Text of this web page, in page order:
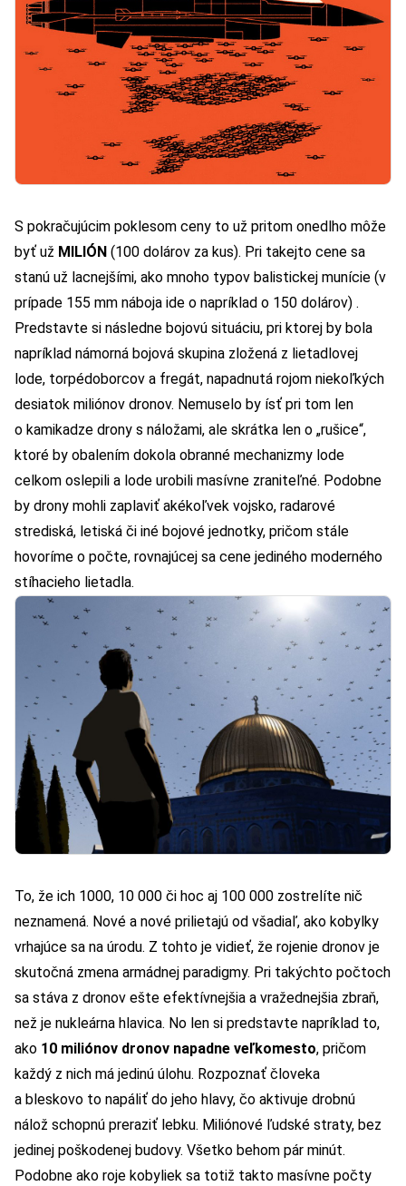
S pokračujúcim poklesom ceny to už pritom onedlho môže
byť už MILIÓN (100 dolárov za kus). Pri takejto cene sa
stanú už lacnejšími, ako mnoho typov balistickej munície (v
prípade 155 mm náboja ide o napríklad o 150 dolárov) .
Predstavte si následne bojovú situáciu, pri ktorej by bola
napríklad námorná bojová skupina zložená z lietadlovej
lode, torpédoborcov a fregát, napadnutá rojom niekoľkých
desiatok miliónov dronov. Nemuselo by ísť pri tom len
o kamikadze drony s náložami, ale skrátka len o „rušice“,
ktoré by obalením dokola obranné mechanizmy lode
celkom oslepili a lode urobili masívne zraniteľné. Podobne
by drony mohli zaplaviť akékoľvek vojsko, radarové
strediská, letiská či iné bojové jednotky, pričom stále
hovoríme o počte, rovnajúcej sa cene jediného moderného
stíhacieho lietadla.
To, že ich 1000, 10 000 či hoc aj 100 000 zostrelíte nič
neznamená. Nové a nové prilietajú od všadiaľ, ako kobylky
vrhajúce sa na úrodu. Z tohto je vidieť, že rojenie dronov je
skutočná zmena armádnej paradigmy. Pri takýchto počtoch
sa stáva z dronov ešte efektívnejšia a vražednejšia zbraň,
než je nukleárna hlavica. No len si predstavte napríklad to,
ako 10 miliónov dronov napadne veľkomesto, pričom
každý z nich má jedinú úlohu. Rozpoznať človeka
a bleskovo to napáliť do jeho hlavy, čo aktivuje drobnú
nálož schopnú preraziť lebku. Miliónové ľudské straty, bez
jedinej poškodenej budovy. Všetko behom pár minút.
Podobne ako roje kobyliek sa totiž takto masívne počty